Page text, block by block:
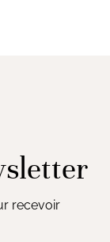
recevoir